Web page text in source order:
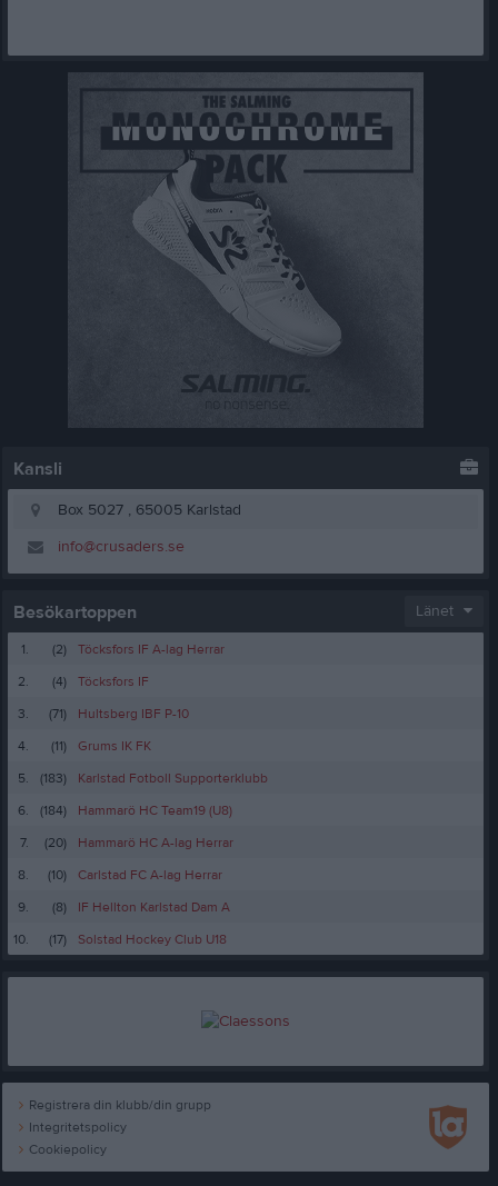
Kansli
Box 5027 , 65005 Karlstad
info@crusaders.se
Besökartoppen Länet
1. (2)
Töcksfors IF A-lag Herrar
2.
(4)
Töcksfors IF
3.
(71)
Hultsberg IBF P-10
4.
(11)
Grums IK FK
5.
(183)
Karlstad Fotboll Supporterklubb
6.
(184)
Hammarö HC Team19 (U8)
7.
(20)
Hammarö HC A-lag Herrar
8.
(10)
Carlstad FC A-lag Herrar
9.
(8)
IF Hellton Karlstad Dam A
10.
(17) Solstad Hockey Club U18
Registrera din klubb/din grupp
Integritetspolicy
Cookiepolicy